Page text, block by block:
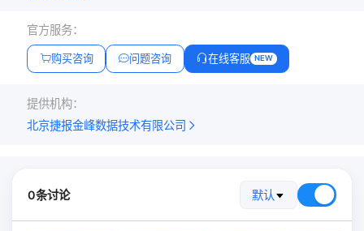
官方服务：
购买咨询 问题咨询 在线客服 NEW
提供机构：
北京捷报金峰数据技术有限公司
0条讨论 默认